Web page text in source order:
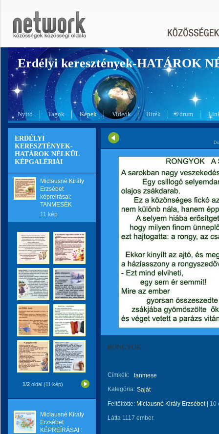
Erdélyi keresztények-HATÁROK
Nyitó Tagok Képek Videók Hírek Fórum
ERDÉLYI
KERESZTÉNYEK-
HATÁROK NÉLKÜL
KÉPGALÉRIÁI
Miclausné Király
Erzsébet
képreirásai:
TANMESÉK
11 kép
1/2oldal (11 kép)
Miclausné Király
Erzsébet
KÉPREÍRÁSAI :
RONGYOK
Címkék:
tanmese
Kategória: Saját
Feltöltötte: Miclausné Király Erzsébet| 10
Látta 1117 ember.